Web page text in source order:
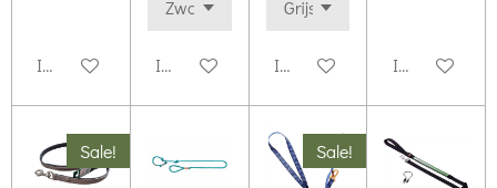
In winkelwagenIn winkelwagenIn winkelwagen In
Sale! Sale!